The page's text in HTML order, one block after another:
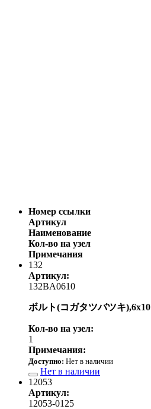
Номер ссылки
Артикул
Наименование
Кол-во на узел
Примечания
132
Артикул:
132BA0610
ボルト(コガタツバツキ),6x10
Кол-во на узел:
1
Примечания:
Доступно: Нет в наличии
Нет в наличии
12053
Артикул:
12053-0125